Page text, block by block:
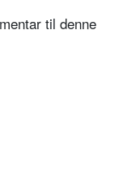
til denne